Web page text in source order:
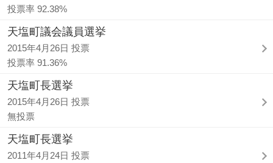
投票率 92.38%
天塩町議会議員選挙
2015年4月26日 投票
投票率 91.36%
天塩町長選挙
2015年4月26日 投票
無投票
天塩町長選挙
2011年4月24日 投票